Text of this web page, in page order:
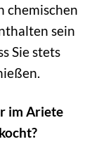
chemischen
sein
Sie stets
im Ariete